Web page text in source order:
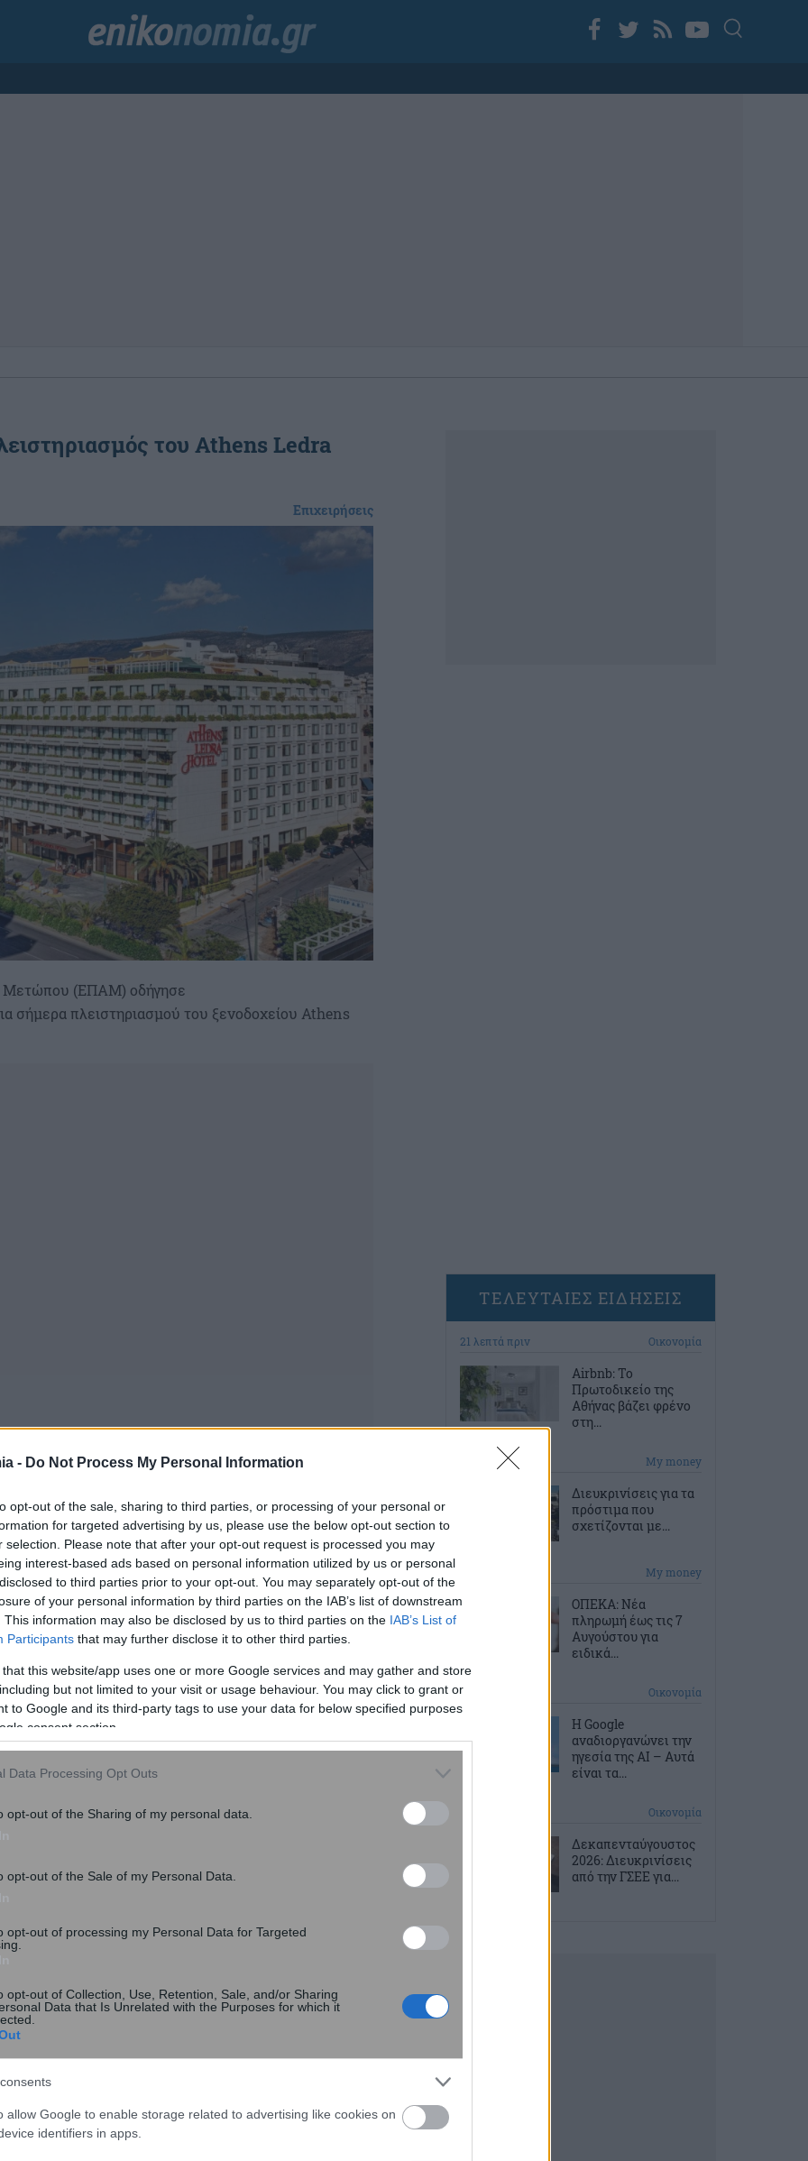
- Do Not Process My Personal Information
opt-out of the sale, sharing to third parties, or processing of your personal or
for targeted advertising by us, please use the below opt-out section to
selection. Please note that after your opt-out request is processed you may
interest-based ads based on personal information utilized by us or personal
to third parties prior to your opt-out. You may separately opt-out of the
of your personal information by third parties on the IAB’s list of downstream
This information may also be disclosed by us to third parties on the IAB’s List of
Participants that may further disclose it to other third parties.
that this website/app uses one or more Google services and may gather and store
but not limited to your visit or usage behaviour. You may click to grant or
to Google and its third-party tags to use your data for below specified purposes
consent section.
Data Processing Opt Outs
opt-out of the Sharing of my personal data.
opt-out of the Sale of my Personal Data.
opt-out of processing my Personal Data for Targeted
opt-out of Collection, Use, Retention, Sale, and/or Sharing
Data that Is Unrelated with the Purposes for which it
allow Google to enable storage related to advertising like cookies on
identifiers in apps.
του Athens Ledra
Επιχειρήσεις
Μετώπου (ΕΠΑΜ) οδήγησε
σήμερα πλειστηριασμού του ξενοδοχείου Athens
ξενοδοχείο της Λεωφόρου
αλλάξει χέρια και για να
εταιρείας.
αν και δεν έχει
Εκτιμήσεις πάντως, κάνουν λόγο
ΤΕΛΕΥΤΑΙΕΣ ΕΙΔΗΣΕΙΣ
21 λεπτά πριν Οικονομία
Airbnb: Το
Πρωτοδικείο της
Αθήνας βάζει φρένο
στη...
51 λεπτά πριν My money
Διευκρινίσεις για τα
πρόστιμα που
σχετίζονται με...
My money
ΟΠΕΚΑ: Νέα
πληρωμή έως τις 7
Αυγούστου για
ειδικά...
2 ώρες πριν Οικονομία
Η Google
αναδιοργανώνει την
ηγεσία της AI – Αυτά
είναι τα...
Οικονομία
Δεκαπενταύγουστος
2026: Διευκρινίσεις
από την ΓΣΕΕ για...